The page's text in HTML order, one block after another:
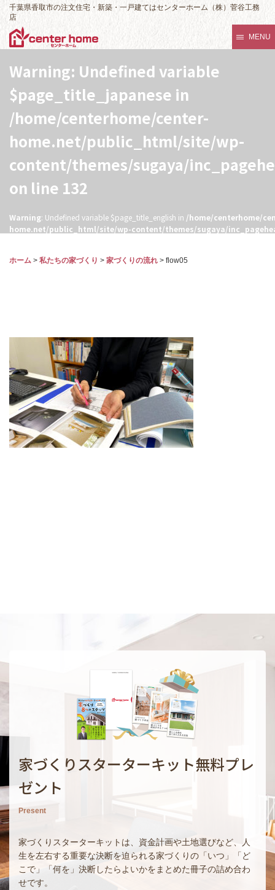
千葉県香取市の注文住宅・新築・一戸建てはセンターホーム（株）菅谷工務
店
MENU
Warning: Undefined variable
$page_title_japanese in
/home/centerhome/center-
home.net/public_html/site/wp-
content/themes/sugaya/
on line 132
Warning: Undefined variable $page_title_english in /home/centerhome/
home.net/public_html/site/wp-content/themes/sugaya/
ホーム > 私たちの家づくり > 家づくりの流れ > flow05
家づくりスターターキット無料プレ
ゼント
Present
家づくりスターターキットは、資金計画や土地選びなど、人
生を左右する重要な決断を迫られる家づくりの「いつ」「ど
こで」「何を」決断したらよいかをまとめた冊子の詰め合わ
せです。